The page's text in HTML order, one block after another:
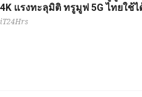
4K แรงทะลุมิติ ทรูมูฟ 5G ไทยใช้ไ
iT24Hrs